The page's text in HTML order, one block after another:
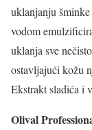
uklanjanju
vodom
uklanja sve
ostavljajući kožu
Ekstrakt sladića i
Olival